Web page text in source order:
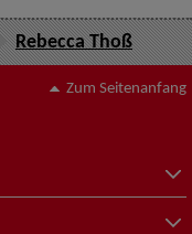
Rebecca Thoß
Zum Seitenanfang